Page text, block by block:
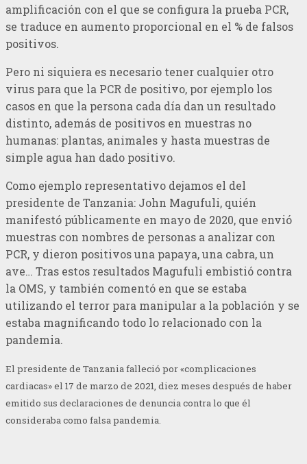
amplificación con el que se configura la prueba PCR,
se traduce en aumento proporcional en el % de falsos
positivos.
Pero ni siquiera es necesario tener cualquier otro
virus para que la PCR de positivo, por ejemplo los
casos en que la persona cada día dan un resultado
distinto, además de positivos en muestras no
humanas: plantas, animales y hasta muestras de
simple agua han dado positivo.
Como ejemplo representativo dejamos el del
presidente de Tanzania: John Magufuli, quién
manifestó públicamente en mayo de 2020, que envió
muestras con nombres de personas a analizar con
PCR, y dieron positivos una papaya, una cabra, un
ave… Tras estos resultados Magufuli embistió contra
la OMS, y también comentó en que se estaba
utilizando el terror para manipular a la población y se
estaba magnificando todo lo relacionado con la
pandemia.
El presidente de Tanzania falleció por «complicaciones
cardiacas» el 17 de marzo de 2021, diez meses después de haber
emitido sus declaraciones de denuncia contra lo que él
consideraba como falsa pandemia.